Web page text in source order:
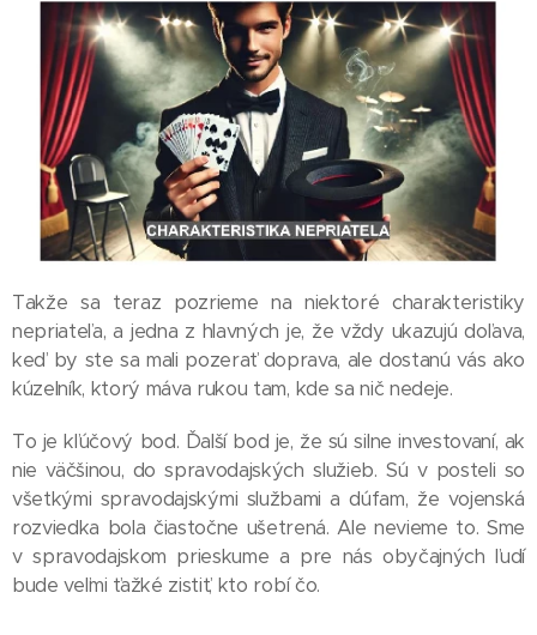
Takže sa teraz pozrieme na niektoré charakteristiky
nepriateľa, a jedna z hlavných je, že vždy ukazujú doľava,
keď by ste sa mali pozerať doprava, ale dostanú vás ako
kúzelník, ktorý máva rukou tam, kde sa nič nedeje.
To je kľúčový bod. Ďalší bod je, že sú silne investovaní, ak
nie väčšinou, do spravodajských služieb. Sú v posteli so
všetkými spravodajskými službami a dúfam, že vojenská
rozviedka bola čiastočne ušetrená. Ale nevieme to. Sme
v spravodajskom prieskume a pre nás obyčajných ľudí
bude veľmi ťažké zistiť, kto robí čo.